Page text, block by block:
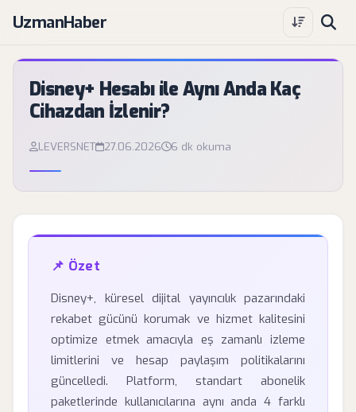
UzmanHaber
Disney+ Hesabı ile Aynı Anda Kaç
Cihazdan İzlenir?
LEVERSNET 27.06.2026 6 dk okuma
📌 Özet
Disney+, küresel dijital yayıncılık pazarındaki
rekabet gücünü korumak ve hizmet kalitesini
optimize etmek amacıyla eş zamanlı izleme
limitlerini ve hesap paylaşım politikalarını
güncelledi. Platform, standart abonelik
paketlerinde kullanıcılarına aynı anda 4 farklı